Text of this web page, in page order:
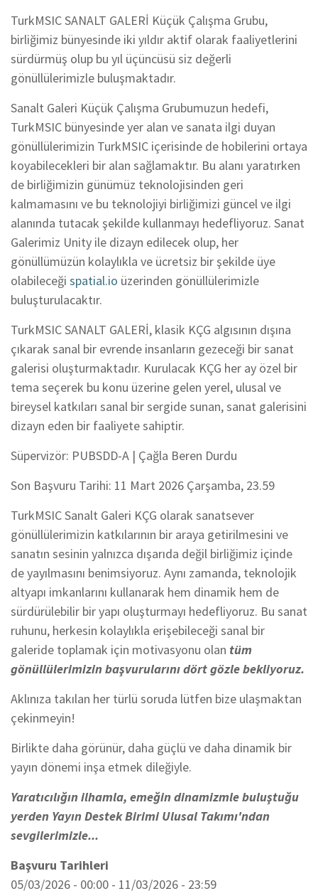
TurkMSIC SANALT GALERİ Küçük Çalışma Grubu,
birliğimiz bünyesinde iki yıldır aktif olarak faaliyetlerini
sürdürmüş olup bu yıl üçüncüsü siz değerli
gönüllülerimizle buluşmaktadır.
Sanalt Galeri Küçük Çalışma Grubumuzun hedefi,
TurkMSIC bünyesinde yer alan ve sanata ilgi duyan
gönüllülerimizin TurkMSIC içerisinde de hobilerini ortaya
koyabilecekleri bir alan sağlamaktır. Bu alanı yaratırken
de birliğimizin günümüz teknolojisinden geri
kalmamasını ve bu teknolojiyi birliğimizi güncel ve ilgi
alanında tutacak şekilde kullanmayı hedefliyoruz. Sanat
Galerimiz Unity ile dizayn edilecek olup, her
gönüllümüzün kolaylıkla ve ücretsiz bir şekilde üye
olabileceği spatial.io üzerinden gönüllülerimizle
buluşturulacaktır.
TurkMSIC SANALT GALERİ, klasik KÇG algısının dışına
çıkarak sanal bir evrende insanların gezeceği bir sanat
galerisi oluşturmaktadır. Kurulacak KÇG her ay özel bir
tema seçerek bu konu üzerine gelen yerel, ulusal ve
bireysel katkıları sanal bir sergide sunan, sanat galerisini
dizayn eden bir faaliyete sahiptir.
Süpervizör: PUBSDD-A | Çağla Beren Durdu
Son Başvuru Tarihi: 11 Mart 2026 Çarşamba, 23.59
TurkMSIC Sanalt Galeri KÇG olarak sanatsever
gönüllülerimizin katkılarının bir araya getirilmesini ve
sanatın sesinin yalnızca dışarıda değil birliğimiz içinde
de yayılmasını benimsiyoruz. Aynı zamanda, teknolojik
altyapı imkanlarını kullanarak hem dinamik hem de
sürdürülebilir bir yapı oluşturmayı hedefliyoruz. Bu sanat
ruhunu, herkesin kolaylıkla erişebileceği sanal bir
galeride toplamak için motivasyonu olan tüm
gönüllülerimizin başvurularını dört gözle bekliyoruz.
Aklınıza takılan her türlü soruda lütfen bize ulaşmaktan
çekinmeyin!
Birlikte daha görünür, daha güçlü ve daha dinamik bir
yayın dönemi inşa etmek dileğiyle.
Yaratıcılığın ilhamla, emeğin dinamizmle buluştuğu
yerden Yayın Destek Birimi Ulusal Takımı'ndan
sevgilerimizle...
Başvuru Tarihleri
05/03/2026 - 00:00 - 11/03/2026 - 23:59